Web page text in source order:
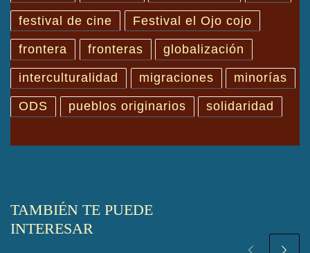
festival de cine Festival el Ojo cojo
frontera fronteras globalización
interculturalidad migraciones minorías
ODS pueblos originarios solidaridad
TAMBIÉN TE PUEDE
INTERESAR